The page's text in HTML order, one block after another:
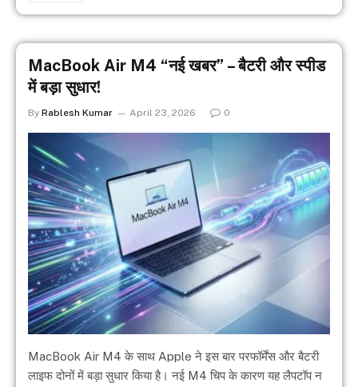
MacBook Air M4 “नई खबर” – बैटरी और स्पीड
में बड़ा सुधार!
By Rablesh Kumar April 23, 2026 0
MacBook Air M4 के साथ Apple ने इस बार परफॉर्मेंस और बैटरी
लाइफ दोनों में बड़ा सुधार किया है। नई M4 चिप के कारण यह लैपटॉप न